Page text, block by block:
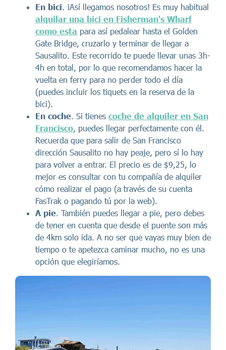
En bici. ¡Así llegamos nosotros! Es muy habitual
alquilar una bici en Fisherman's Wharf
como esta para así pedalear hasta el Golden
Gate Bridge, cruzarlo y terminar de llegar a
Sausalito. Este recorrido te puede llevar unas 3h-
4h en total, por lo que recomendamos hacer la
vuelta en ferry para no perder todo el día
(puedes incluir los tiquets en la reserva de la
bici).
En coche. Si tienes coche de alquiler en San
Francisco, puedes llegar perfectamente con él.
Recuerda que para salir de San Francisco
dirección Sausalito no hay peaje, pero sí lo hay
para volver a entrar. El precio es de $9,25, lo
mejor es consultar con tu compañía de alquiler
cómo realizar el pago (a través de su cuenta
FasTrak o pagando tú por la web).
A pie. También puedes llegar a pie, pero debes
de tener en cuenta que desde el puente son más
de 4km solo ida. A no ser que vayas muy bien de
tiempo o te apetezca caminar mucho, no es una
opción que elegiríamos.